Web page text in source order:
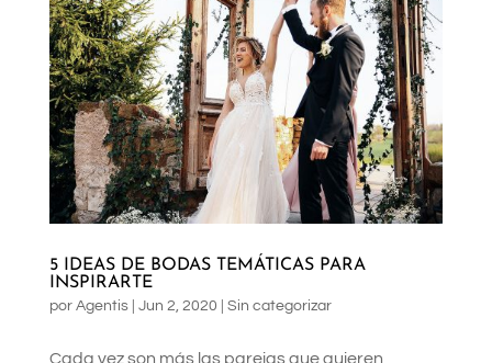
5 IDEAS DE BODAS TEMÁTICAS PARA
INSPIRARTE
por Agentis| Jun 2, 2020 Sin categorizar
Cada vez son más las parejas que quieren